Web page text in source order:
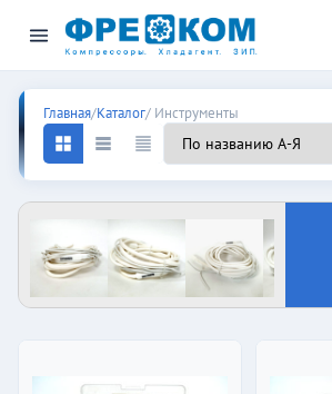
Инструменты
Главная/Каталог/ Инструменты